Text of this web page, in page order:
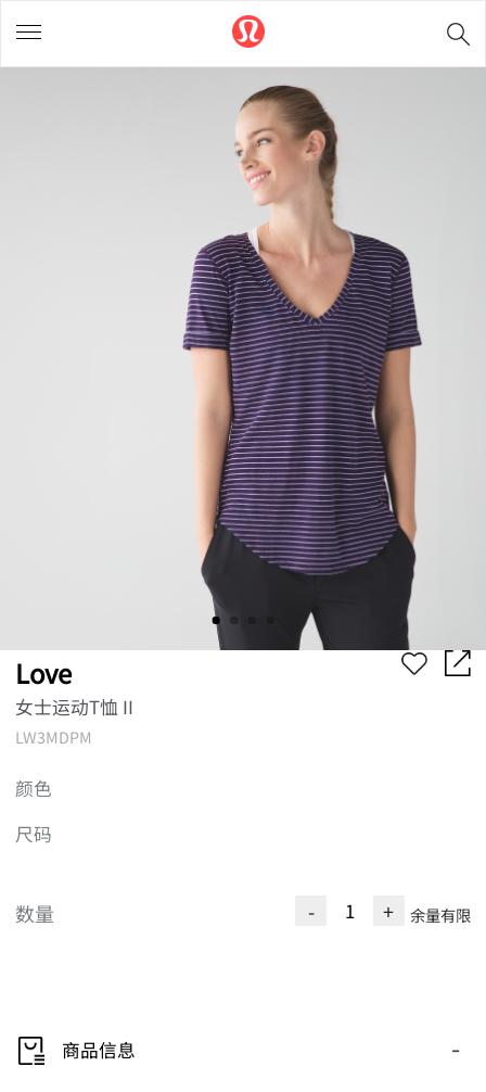
Love
女士运动T恤 II
LW3MDPM
颜色
尺码
数量 - + 余量有限
商品信息 -